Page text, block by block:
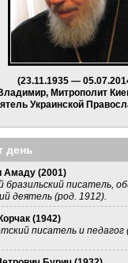
(23.11.1935 —
Митрополит
Украинской
день
Амаду (2001)
бразильский писатель,
деятель (род. 1912).
(1942)
писатель и педагог